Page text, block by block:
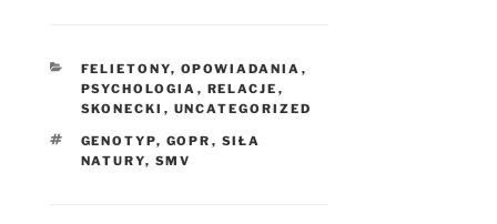
KATEGORIE
FELIETONY, OPOWIADANIA ,
PSYCHOLOGIA , RELACJE ,
SKONECKI , UNCATEGORIZED
TAGI
GENOTYP, GOPR , SIŁA
NATURY, SMV